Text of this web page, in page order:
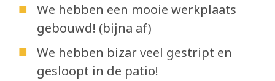
Partners
Blog
We hebben een mooie werkplaats
gebouwd! (bijna af)
We hebben bizar veel gestript en
gesloopt in de patio!